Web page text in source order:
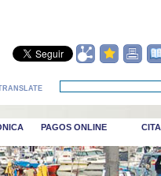
PAGOS ONLINE